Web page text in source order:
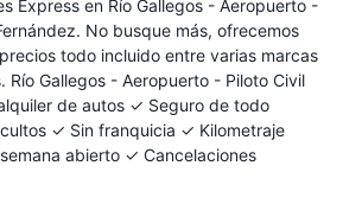
Express en Río Gallegos - Aeropuerto -
No busque más, ofrecemos
todo incluido entre varias marcas
Río Gallegos - Aeropuerto - Piloto Civil
de autos ✓ Seguro de todo
✓ Sin franquicia ✓ Kilometraje
abierto ✓ Cancelaciones